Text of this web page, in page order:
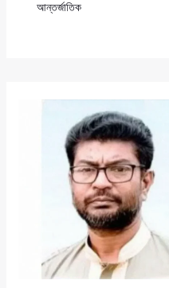
আন্তর্জাতিক